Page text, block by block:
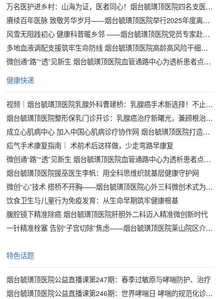
万名医护进乡村：山海为证，医者同心！烟台毓璜顶医院四名支医，为长岛留下“带不走”的医疗力量
赓续百年医脉 致敬芳华岁月——烟台毓璜顶医院举行2025年度离退休职工院情通报会暨荣退仪式
风雪无阻践初心 健康科普暖乡邻 ——烟台毓璜顶医院党员专家赴基层开展科普义诊
多地血液调配支援筑牢生命防线 烟台毓璜顶医院高龄高风险干细胞移植成功
微创通“路”“透”见新生 烟台毓璜顶医院血管通路中心为透析患者点亮希望
健康快递
视频｜烟台毓璜顶医院乳腺外科曹建桥：乳腺癌手术新选择！不止于根治，更兼顾美丽与自信
烟台毓璜顶医院整形保乳门诊开诊：乳腺癌治疗新曙光，兼顾根治与美丽
成立心肌病中心 加入中国心肌病诊疗协作网 烟台毓璜顶医院打造心肌病区域精准诊疗新高地
疝气手术康复指南｜ 术前术后这样做，少走弯路早康复
微创通“路”“透”见新生 烟台毓璜顶医院血管通路中心为透析患者点亮希望
烟台毓璜顶医院援巫医生李帆：用全科思维织就基层健康守护网
微创“心”技术 搭桥不开胸——烟台毓璜顶医院心外三科微创术式为冠心病患者带来新选择
饮食卫生与儿童行为免疫发育：从生命早期筑牢健康根基
腹腔镜下精准除癌 烟台毓璜顶医院肝胆外二科迈入精准微创新时代
一针精准栓塞 告别“子宫切除”焦虑——烟台毓璜顶医院莱山院区介入治疗科团队不开刀治愈多发巨大子宫肌瘤
特色话题
烟台毓璜顶医院公益直播课第247期：春季过敏原与哮喘防护、治疗
烟台毓璜顶医院公益直播课第246期：世界哮喘日 哮喘的规范化诊疗与科学管理方案